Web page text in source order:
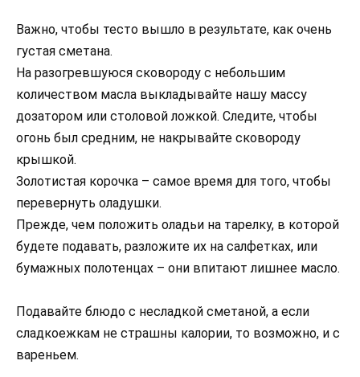
Важно, чтобы тесто вышло в результате, как очень
густая сметана.
На разогревшуюся сковороду с небольшим
количеством масла выкладывайте нашу массу
дозатором или столовой ложкой. Следите, чтобы
огонь был средним, не накрывайте сковороду
крышкой.
Золотистая корочка – самое время для того, чтобы
перевернуть оладушки.
Прежде, чем положить оладьи на тарелку, в которой
будете подавать, разложите их на салфетках, или
бумажных полотенцах – они впитают лишнее масло.
Подавайте блюдо с несладкой сметаной, а если
сладкоежкам не страшны калории, то возможно, и с
вареньем.